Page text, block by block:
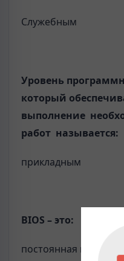
Служебным
Уровень
который
выполнение
работ называется:
прикладным
BIOS – это:
постоянная память,